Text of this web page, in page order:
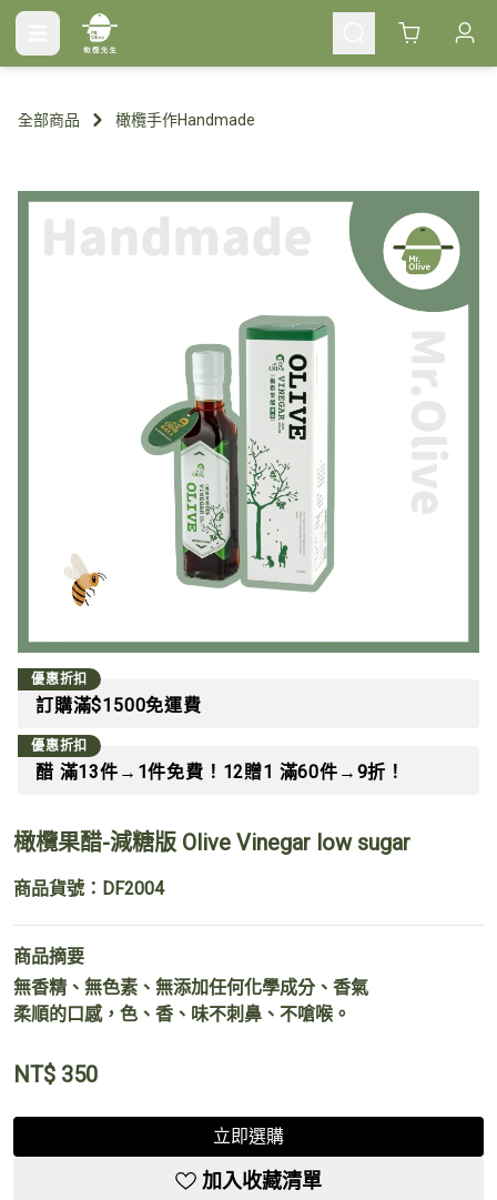
Cart
全部商品 橄欖手作Handmade
優惠折扣
訂購滿$1500免運費
優惠折扣
醋 滿13件→1件免費！12贈1 滿60件→9折！
橄欖果醋-減糖版 Olive Vinegar low sugar
商品貨號：DF2004
商品摘要
無香精、無色素、無添加任何化學成分、香氣
柔順的口感，色、香、味不刺鼻、不嗆喉。
NT$ 350
立即選購
加入收藏清單